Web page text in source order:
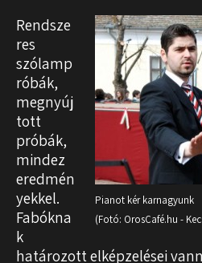
Pianot kér karnagyunk
(Fotó: OrosCafé.hu -
Rendsze
res
szólamp
róbák,
megnyúj
tott
próbák,
mindez
eredmén
yekkel.
Fabókna
k
határozott elképzelései